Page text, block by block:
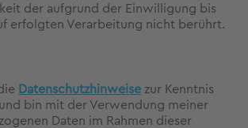
der aufgrund der Einwilligung bis
erfolgten Verarbeitung nicht berührt.
Datenschutzhinweise zur Kenntnis
bin mit der Verwendung meiner
Daten im Rahmen dieser